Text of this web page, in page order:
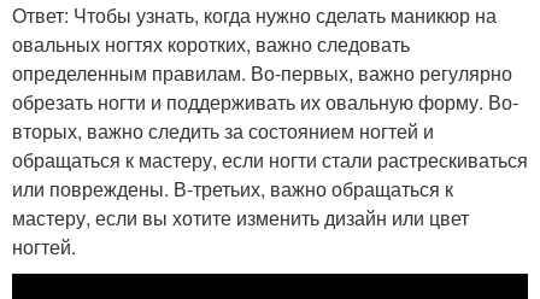
Ответ: Чтобы узнать, когда нужно сделать маникюр на
овальных ногтях коротких, важно следовать
определенным правилам. Во-первых, важно регулярно
обрезать ногти и поддерживать их овальную форму. Во-
вторых, важно следить за состоянием ногтей и
обращаться к мастеру, если ногти стали растрескиваться
или повреждены. В-третьих, важно обращаться к
мастеру, если вы хотите изменить дизайн или цвет
ногтей.